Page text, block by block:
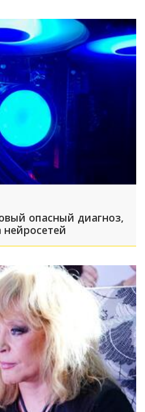
опасный диагноз,